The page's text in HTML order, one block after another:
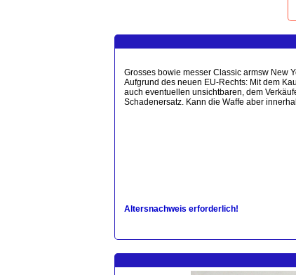
Grosses bowie messer Classic armsw New
Aufgrund des neuen EU-Rechts: Mit dem
auch eventuellen unsichtbaren, dem
Schadenersatz. Kann die Waffe aber
Altersnachweis erforderlich!